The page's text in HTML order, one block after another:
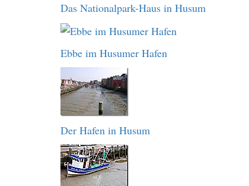
Das Nationalpark-Haus in Husum
Ebbe im Husumer Hafen
Der Hafen in Husum